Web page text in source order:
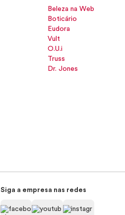
Beleza na Web
Boticário
Eudora
Vult
O.U.i
Truss
Dr. Jones
Siga a empresa nas redes